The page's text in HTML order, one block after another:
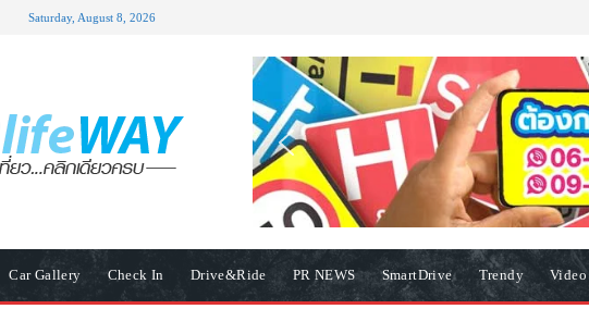
Saturday, August 8, 2026
Car Gallery Check In Drive&Ride PR NEWS SmartDrive Trendy Video